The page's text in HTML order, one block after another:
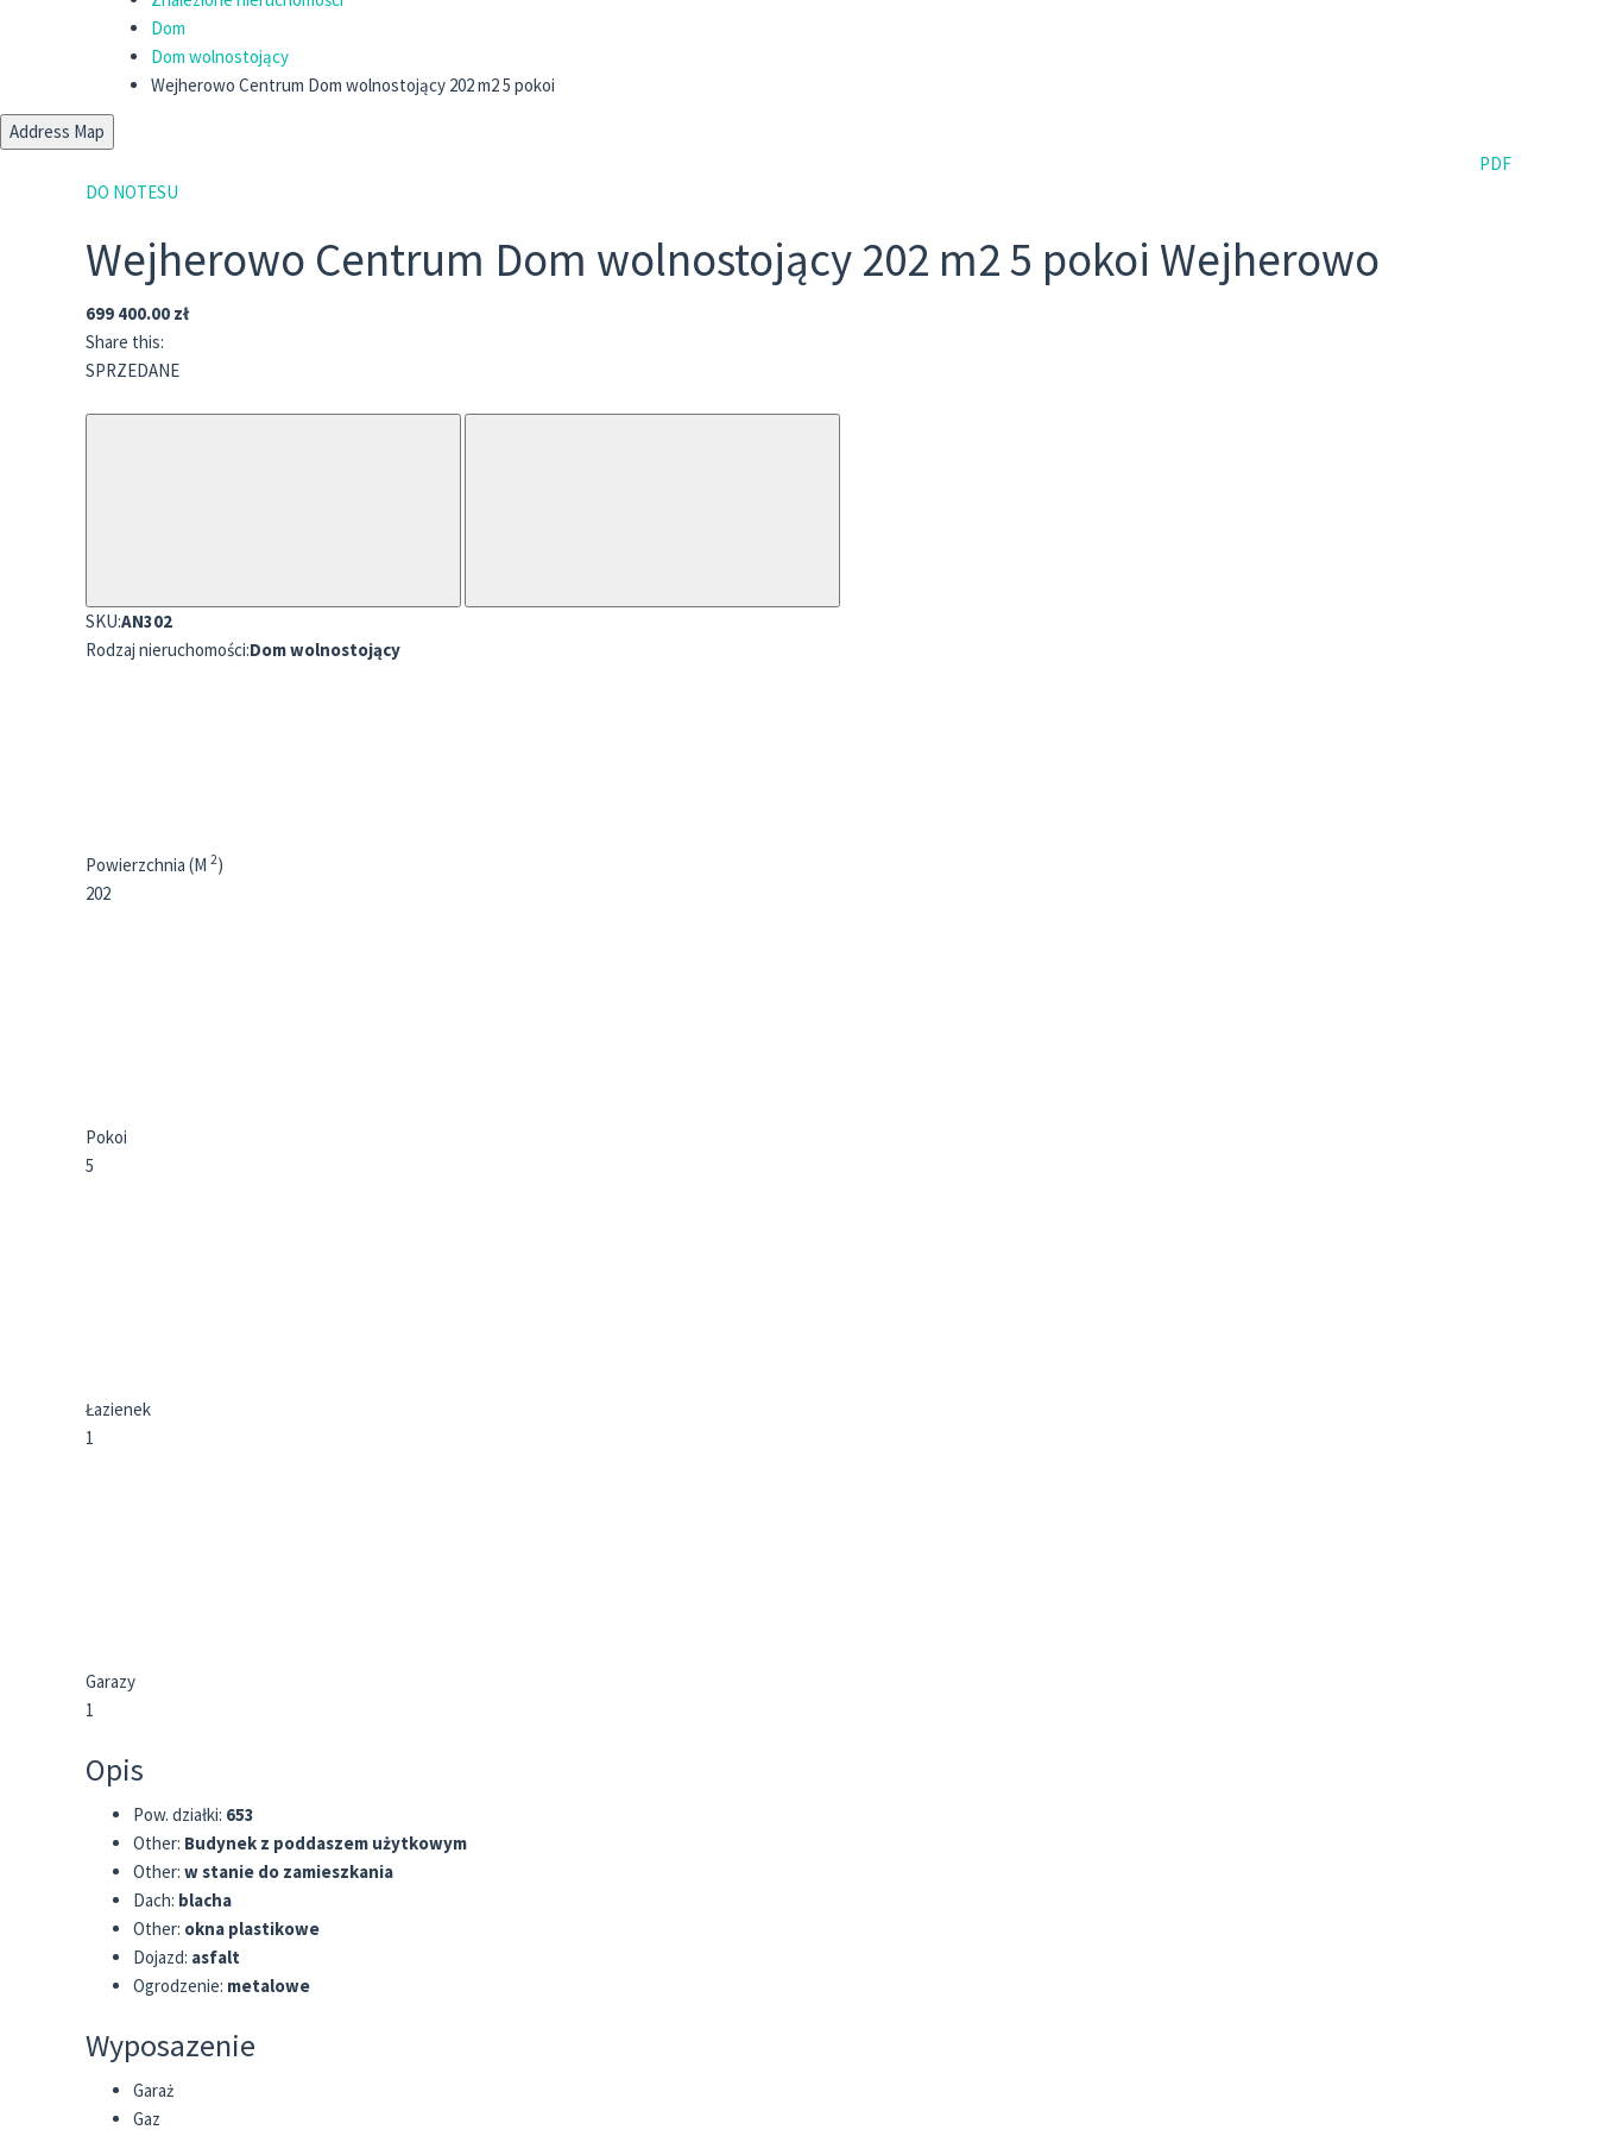
Dom
Dom wolnostojący
Wejherowo Centrum Dom wolnostojący 202 m2 5 pokoi
Address Map
PDF
DO NOTESU
Wejherowo Centrum Dom wolnostojący 202 m2 5 pokoi Wejherowo
699 400.00 zł
Share this:
SPRZEDANE
SKU:AN302
Rodzaj nieruchomości:Dom wolnostojący
Powierzchnia (M 2)
202
Pokoi
5
Łazienek
1
Garazy
1
Opis
Pow. działki: 653
Other: Budynek z poddaszem użytkowym
Other: w stanie do zamieszkania
Dach: blacha
Other: okna plastikowe
Dojazd: asfalt
Ogrodzenie: metalowe
Wyposazenie
Garaż
Gaz